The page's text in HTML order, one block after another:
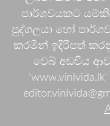
පාර්ශවයකට
පුද්ගලයා හෝ
කරමින් ඉදිරිපත්
වෙබ් අඩවිය